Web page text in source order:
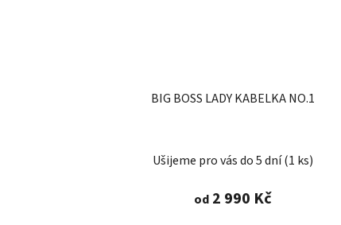
BIG BOSS LADY KABELKA NO.1
Ušijeme pro vás do 5 dní(1 ks)
od2 990 Kč